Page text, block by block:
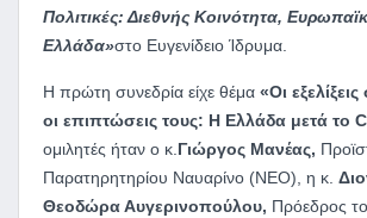
Πολιτικές: Διεθνής Κοινότητα,
Ελλάδα»στο Ευγενίδειο Ίδρυμα.
Η πρώτη συνεδρία είχε θέμα «Οι
οι επιπτώσεις τους: Η Ελλάδα μετά το
ομιλητές ήταν ο κ.Γιώργος Μανέας,
Παρατηρητηρίου Ναυαρίνο (ΝΕΟ), η κ.
Θεοδώρα Αυγερινοπούλου, Πρόεδρος